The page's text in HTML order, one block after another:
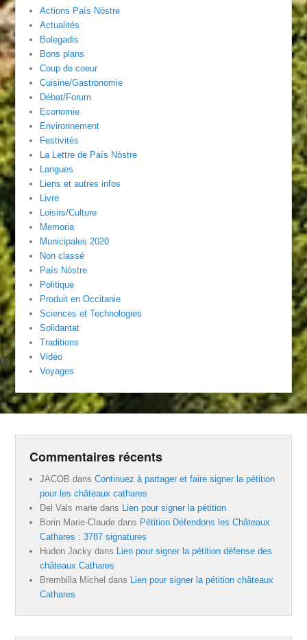
Actions País Nòstre
Actualités
Bolegadis
Bons plans
Coup de coeur
Cuisine/Gastronomie
Débat/Forum
Economie
Environnement
Festivités
La Lettre de País Nòstre
Langues
Liens et autres infos
Livre
Loisirs/Culture
Memoria
Municipales 2020
Non classé
País Nòstre
Politique
Produit en Occitanie
Sciences et Technologies
Solidaritat
Traditions
Vidéo
Voyages
Commentaires récents
JACOB dansContinuez à partager et faire signer la pétition
pour les châteaux cathares
Del Vals marie dans
Lien pour signer la pétition
Borin Marie-Claude dans Pétition Défendons les Châteaux
Cathares : 3787 signatures
Hudon Jacky dans
Lien pour signer la pétition défense des
châteaux Cathares
Brembilla Michel dans
Lien pour signer la pétition châteaux
Cathares